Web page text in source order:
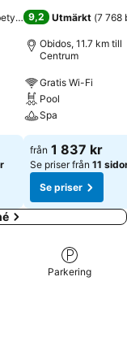
) 9,2 Utmärkt (7 768
Obidos, 11.7 km till
Centrum
Gratis Wi-Fi
Pool
Spa
från 1 837 kr
Se priser från 11
Se priser
Parkering